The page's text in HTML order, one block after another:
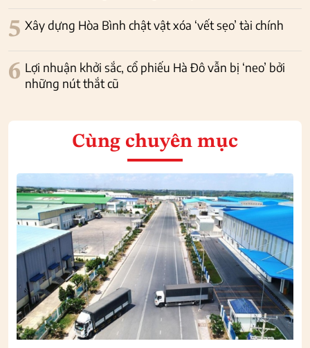
5 Xây dựng Hòa Bình chật vật xóa ‘vết sẹo’ tài chính
6 Lợi nhuận khởi sắc, cổ phiếu Hà Đô vẫn bị ‘neo’ bởi
những nút thắt cũ
Cùng chuyên mục